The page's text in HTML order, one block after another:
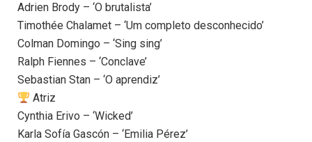
Adrien Brody – ‘O brutalista’
Timothée Chalamet – ‘Um completo desconhecido’
Colman Domingo – ‘Sing sing’
Ralph Fiennes – ‘Conclave’
Sebastian Stan – ‘O aprendiz’
Atriz
Cynthia Erivo – ‘Wicked’
Karla Sofía Gascón – ‘Emilia Pérez’